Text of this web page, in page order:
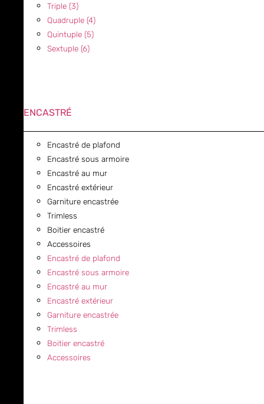
Triple (3)
Quadruple (4)
Quintuple (5)
Sextuple (6)
ENCASTRÉ
Encastré de plafond
Encastré sous armoire
Encastré au mur
Encastré extérieur
Garniture encastrée
Trimless
Boitier encastré
Accessoires
Encastré de plafond
Encastré sous armoire
Encastré au mur
Encastré extérieur
Garniture encastrée
Trimless
Boitier encastré
Accessoires